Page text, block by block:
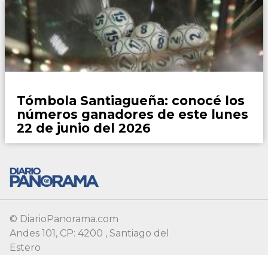
© DiarioPanorama.com
Andes 101, CP: 4200 , Santiago del
Estero